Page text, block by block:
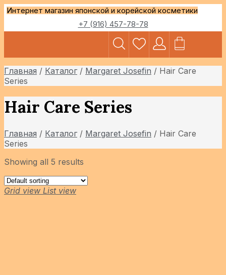
Интернет магазин японской и корейской косметики
+7 (916) 457-78-78
Главная / Каталог / Margaret Josefin / Hair Care
Series
Hair Care Series
Главная / Каталог / Margaret Josefin / Hair Care
Series
Showing all 5 results
Grid view List view